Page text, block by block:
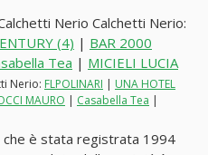
Nerio Calchetti Nerio:
(4) | BAR 2000
Tea | MICIELI LUCIA
Nerio: FLPOLINARI | UNA HOTEL
MAURO | Casabella Tea |
che è stata registrata 1994